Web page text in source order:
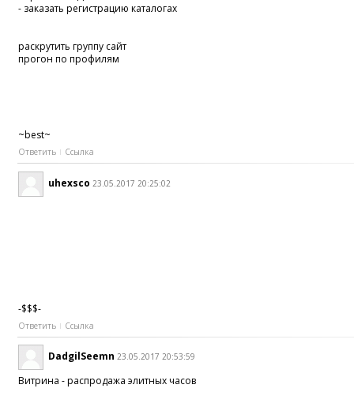
- заказать регистрацию каталогах
раскрутить группу сайт
прогон по профилям
~best~
Ответить Ссылка
uhexsco 23.05.2017 20:25:02
-$$$-
Ответить Ссылка
DadgilSeemn 23.05.2017 20:53:59
Витрина - распродажа элитных часов